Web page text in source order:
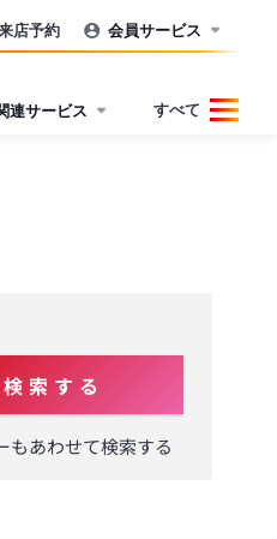
店予約 会員サービス
連サービス すべて
検 索 す る
もあわせて検索する